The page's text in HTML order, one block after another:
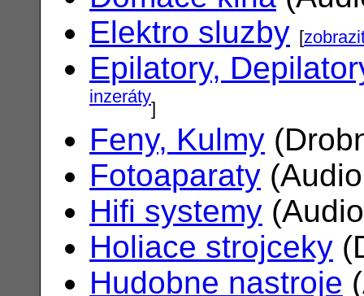
Elektro sluzby [
Epilatory,
inzeráty]
Feny, Kulmy
Fotoaparaty
Hifi systemy
Holiace strojceky
Hudobne nastroje